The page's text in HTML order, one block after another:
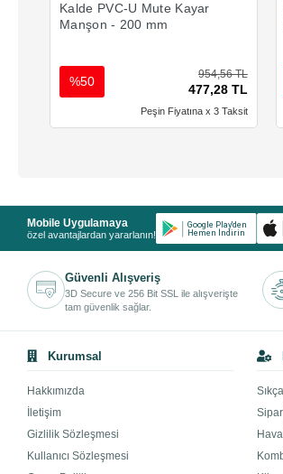
Kalde PVC-U Mute Kayar
Manşon - 200 mm
954,56 TL
477,28 TL
%50
Peşin Fiyatına x 3 Taksit
Mobile Uygulamaya
özel avantajlardan yararlanın!
Güvenli Alışveriş
3D Secure ve 256 Bit SSL ile alışverişte
tam güvenlik sağlar.
Kurumsal
Hakkımızda
İletişim
Gizlilik Sözleşmesi
Kullanıcı Sözleşmesi